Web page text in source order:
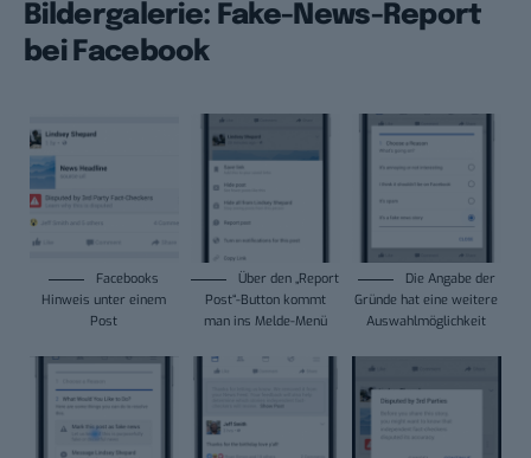
Bildergalerie: Fake-News-Report
bei Facebook
Facebooks
Hinweis unter einem
Post
Über den „Report
Post“-Button kommt
man ins Melde-Menü
Die Angabe der
Gründe hat eine weitere
Auswahlmöglichkeit